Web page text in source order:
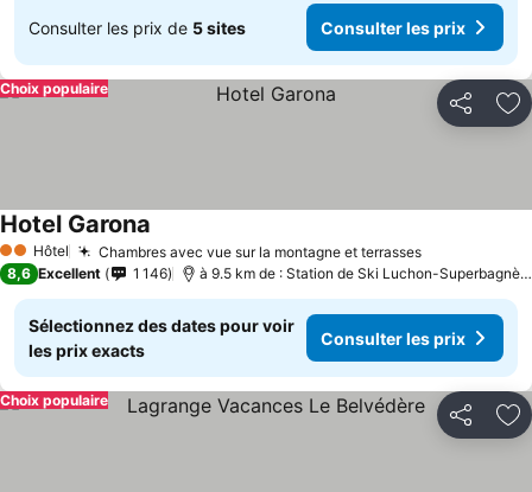
Consulter les prix de 5 sites Consulter les prix
Partager
Choix populaire
2 Étoiles
Hôtel Chambres avec vue sur la montagne et terrasses
Hotel Garona
8,6 Excellent 1 146 à 9.5 km de : Station de Ski Luchon-Superbagnères
Sélectionnez des dates pour voir
les prix exacts
Consulter les prix
Partager
Choix populaire